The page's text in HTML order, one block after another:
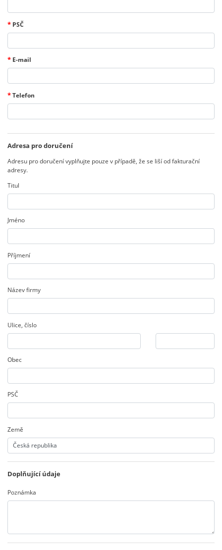
* PSČ
* E-mail
*Telefon
Adresa pro doručení
Adresu pro doručení vyplňujte pouze v případě, že se liší od fakturační
adresy.
Titul
Jméno
Příjmení
Název firmy
Ulice, číslo
Obec
PSČ
Země
Doplňující údaje
Poznámka